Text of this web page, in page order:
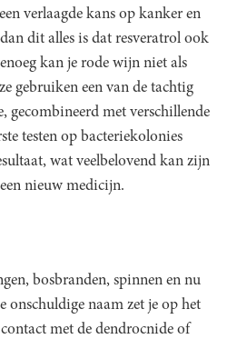
verlaagde kans op kanker en
dit alles is dat resveratrol ook
kan je rode wijn niet als
gebruiken een van de tachtig
gecombineerd met verschillende
testen op bacteriekolonies
wat veelbelovend kan zijn
nieuw medicijn.
bosbranden, spinnen en nu
onschuldige naam zet je op het
met de dendrocnide of